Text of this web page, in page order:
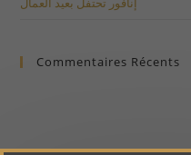
Commentaires Récents